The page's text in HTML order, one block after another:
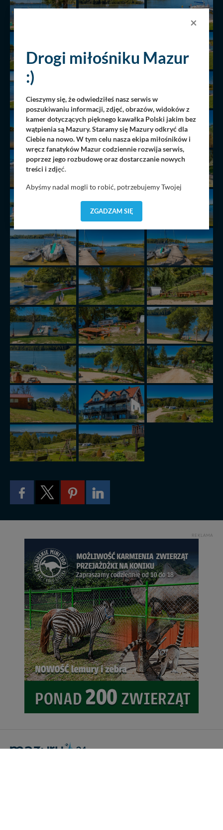
REKLAMA
×
Drogi miłośniku Mazur
:)
Cieszymy się, że odwiedziłeś nasz serwis w
poszukiwaniu informacji, zdjęć, obrazów, widoków z
kamer dotyczących pięknego kawałka Polski jakim bez
wątpienia są Mazury. Staramy się Mazury odkryć dla
Ciebie na nowo. W tym celu nasza ekipa miłośników i
wręcz fanatyków Mazur codziennie rozwija serwis,
poprzez jego rozbudowę oraz dostarczanie nowych
treści i zdjęć.
Abyśmy nadal mogli to robić, potrzebujemy Twojej
dostosować do Twoich preferencji. Twoje dane (w tym
pliki cookies) będą zapisywane w celu usprawnienia
wyszukania, ulubione miejsca, logowania, itp).
Bezpieczeństwo Twoich danych jest dla nas
priorytetowe, bez poinformowania Ciebie nie będziemy
zmieniać zakresu naszych uprawnień. Twoje dane są u
nas bezpieczne, jeśli masz wątpliwości co do naszych
intencji, zawsze możesz wycofać swoją zgodę. Więcej
informacji uzyskach w naszejPolityce Prywatności.
Klikając znak X lub przycisk PRZEJDŹ DO SERWISU
wyrażasz zgodę na przetwarzanie Twoich danych.
Nasz serwis nie wykorzystuje oraz nie udostępnia
Twoich danych innym podmiotom oraz osobom
trzecim. Wyjątkiem jest sytuacja, gdy przekazanie
Twoich danych jest elementem usługi (przekazanie
danych z formularza kontaktowego, przekazanie danych
w przypadku rezerwacji usług typu: nocleg, czartery,
itp). Więcej informacji o zasadach i funkcjonalności
serwisu wRegulaminie Serwisu.
Administratorem Twoich danych jest: Agencja
Reklamowa Kreacja Monika Borkowska, z siedzibą ul.
Wiejska 17, 11-500 Giżycko. Możesz z nami
skontaktować się za pośrednictwem tej
danych, zażądać ich poprawienia lub usunięcia,
zabronić ich przetwarzania. Pamiętaj jednak, że nie
zawsze jest możliwe techniczne zrealizowanie Twoich
cookies. Twoja przeglądarka umożliwia Ci skasowanie
zrobić za Ciebie.
Dziękujemy, i życzmy miłego odkrywania Mazur na
nowo...
ZGADZAM SIĘ